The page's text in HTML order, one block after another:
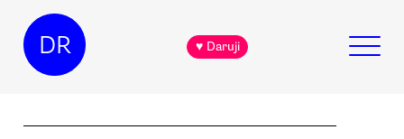
DR ♥ Daruji